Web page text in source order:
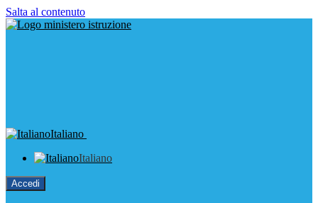
Salta al contenuto
Italiano
Italiano
Accedi